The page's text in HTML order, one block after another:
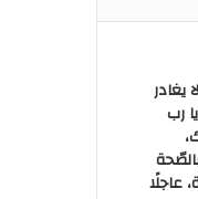
رب
عاجلًا